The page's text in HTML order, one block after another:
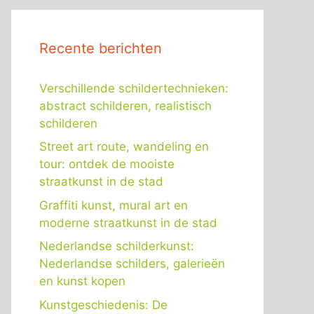
Recente berichten
Verschillende schildertechnieken:
abstract schilderen, realistisch
schilderen
Street art route, wandeling en
tour: ontdek de mooiste
straatkunst in de stad
Graffiti kunst, mural art en
moderne straatkunst in de stad
Nederlandse schilderkunst:
Nederlandse schilders, galerieën
en kunst kopen
Kunstgeschiedenis: De